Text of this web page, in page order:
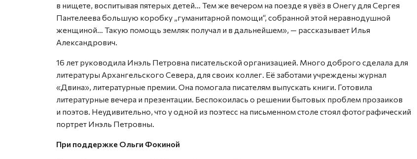
в нищете, воспитывая пятерых детей… Тем же вечером на поезде я увёз в Онегу для Сергея
Пантелеева большую коробку „гуманитарной помощи“, собранной этой неравнодушной
женщиной… Такую помощь земляк получал и в дальнейшем», — рассказывает Илья
Александрович.
16 лет руководила Инэль Петровна писательской организацией. Много доброго сделала для
литературы Архангельского Севера, для своих коллег. Её заботами учреждены журнал
«Двина», литературные премии. Она помогала писателям выпускать книги. Готовила
литературные вечера и презентации. Беспокоилась о решении бытовых проблем прозаиков
и поэтов. Неудивительно, что у одной из поэтесс на письменном столе стоял фотографический
портрет Инэль Петровны.
При поддержке Ольги Фокиной